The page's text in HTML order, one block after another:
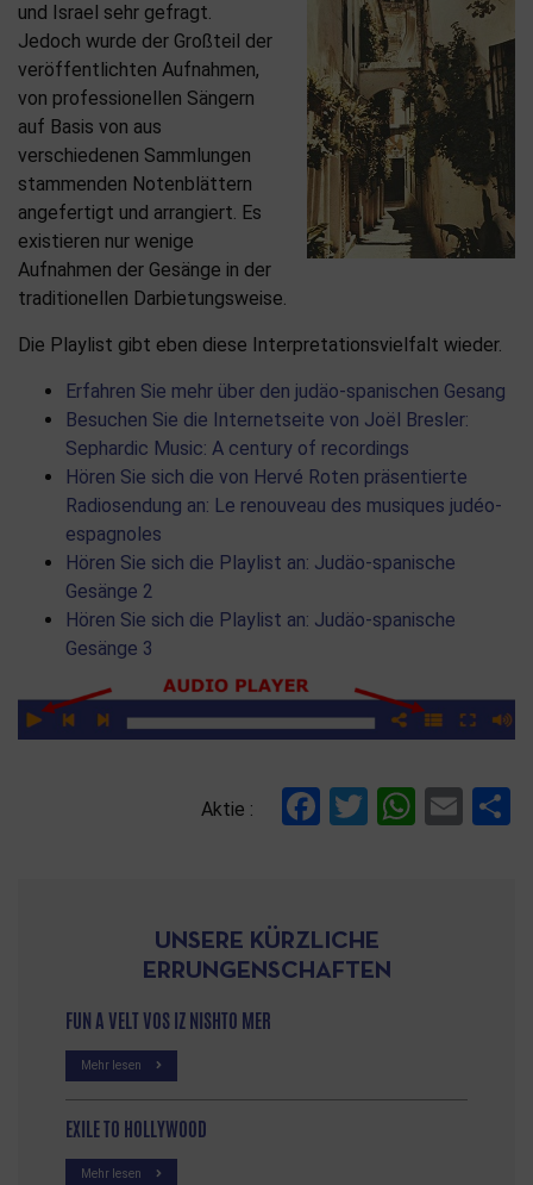
und Israel sehr gefragt.
Jedoch wurde der Großteil der
veröffentlichten Aufnahmen,
von professionellen Sängern
auf Basis von aus
verschiedenen Sammlungen
stammenden Notenblättern
angefertigt und arrangiert. Es
existieren nur wenige
Aufnahmen der Gesänge in der
traditionellen Darbietungsweise.
Die Playlist gibt eben diese Interpretationsvielfalt wieder.
Erfahren Sie mehr über den judäo-spanischen Gesang
Besuchen Sie die Internetseite von Joël Bresler:
Sephardic Music: A century of recordings
Hören Sie sich die von Hervé Roten präsentierte
Radiosendung an: Le renouveau des musiques judéo-
espagnoles
Hören Sie sich die Playlist an: Judäo-spanische
Gesänge 2
Hören Sie sich die Playlist an: Judäo-spanische
Gesänge 3
Aktie : Facebook
Twitter
UNSERE KÜRZLICHE
ERRUNGENSCHAFTEN
FUN A VELT VOS IZ NISHTO MER
Mehr lesen
EXILE TO HOLLYWOOD
Mehr lesen